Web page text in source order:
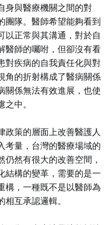
身與醫療機關之間的對
團隊。醫師希望能夠看到
以正常與其溝通，對於自
醫師的囑咐，但卻沒有看
對疾病的自我責任化與對
角的折射構成了醫病關係
關係無法有效進展，也使
中。
政策的層面上改善醫護人
考量，台灣的醫療場域的
然有很大的改善空間，
結構的變革，需要的是一
構，一種既不是以醫師為
互承認邏輯。